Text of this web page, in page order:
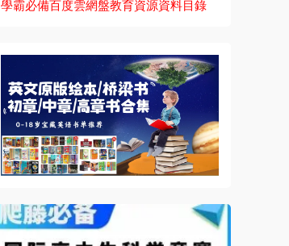
學霸必備百度雲網盤教育資源資料目錄